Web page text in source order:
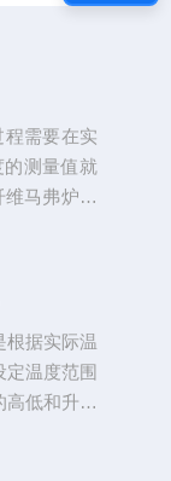
需要在实
测量值就
马弗炉加
右5度变
根据实际温
温度范围
低和升温